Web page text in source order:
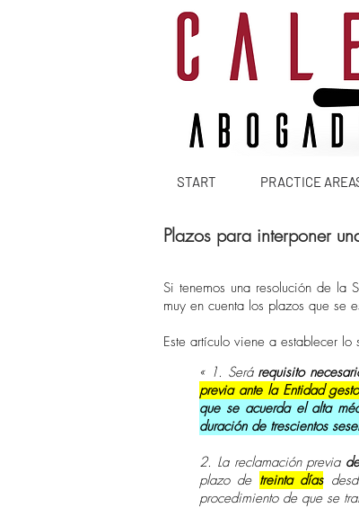
START PRACTICE
Plazos para interponer
Si tenemos una resolución de la
muy en cuenta los plazos que se
Este artículo viene a establecer lo
« 1. Será requisito
previa ante la Entidad
que se acuerda el alta
duración de trescientos
2. La reclamación previa
plazo de treinta días
procedimiento de que se